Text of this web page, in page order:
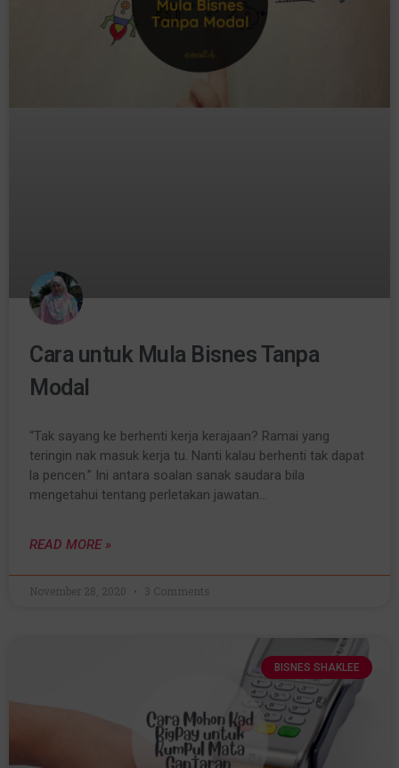
Cara untuk Mula Bisnes Tanpa
Modal
“Tak sayang ke berhenti kerja kerajaan? Ramai yang
teringin nak masuk kerja tu. Nanti kalau berhenti tak dapat
la pencen.” Ini antara soalan sanak saudara bila
mengetahui tentang perletakan jawatan…
READ MORE »
November 28, 2020 3 Comments
BISNES SHAKLEE